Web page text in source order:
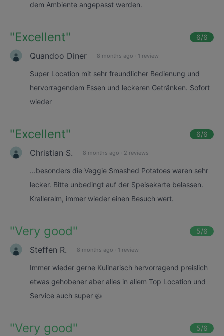
dem Ambiente angepasst werden.
"Excellent" 6/6
Quandoo Diner 8 months ago · 1 review
Super Location mit sehr freundlicher Bedienung und
hervorragendem Essen und leckeren Getränken. Sofort
wieder
"Excellent" 6/6
Christian S. 8 months ago · 2 reviews
...besonders die Veggie Smashed Potatoes waren sehr
lecker. Bitte unbedingt auf der Speisekarte belassen.
Kralleralm, immer wieder einen Besuch wert.
"Very good" 5/6
Steffen R. 8 months ago · 1 review
Immer wieder gerne Kulinarisch hervorragend preislich
etwas gehobener aber alles in allem Top Location und
Service auch super 👍
"Very good" 5/6